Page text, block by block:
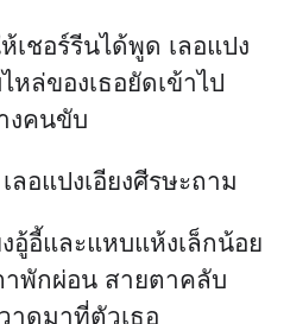
เชอร์รีนได้พูด เลอแปง
หล่ของเธอยัดเข้าไป
งคนขับ
ลอแปงเอียงศีรษะถาม
อู้อี้และแหบแห้งเล็กน้อย
าพักผ่อน สายตาคลับ
าดมาที่ตัวเธอ